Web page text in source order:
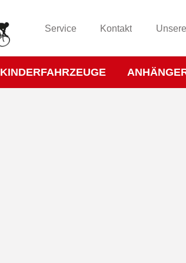
Service Kontakt
KINDERFAHRZEUGE